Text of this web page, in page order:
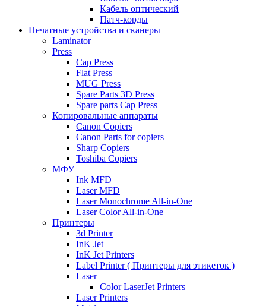
Кабель оптический
Патч-корды
Печатные устройства и сканеры
Laminator
Press
Cap Press
Flat Press
MUG Press
Spare Parts 3D Press
Spare parts Cap Press
Копировальные аппараты
Canon Copiers
Canon Parts for copiers
Sharp Copiers
Toshiba Copiers
МФУ
Ink MFD
Laser MFD
Laser Monochrome All-in-One
Laser Color All-in-One
Принтеры
3d Printer
InK Jet
InK Jet Printers
Label Printer ( Принтеры для этикеток )
Laser
Color LaserJet Printers
Laser Printers